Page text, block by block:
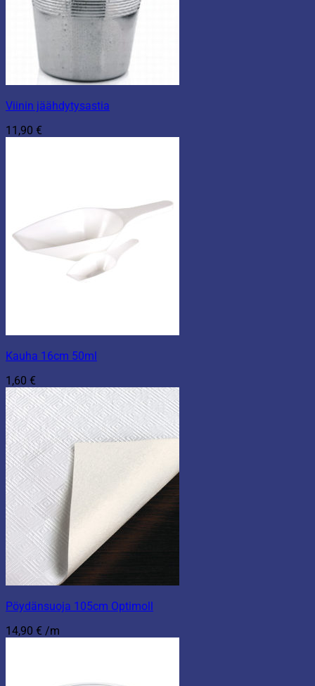
Viinin jäähdytysastia
11,90 €
Kauha 16cm 50ml
1,60 €
Pöydänsuoja 105cm Optimoll
14,90 € /m